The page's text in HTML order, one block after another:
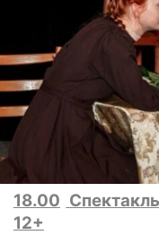
18.00
12+